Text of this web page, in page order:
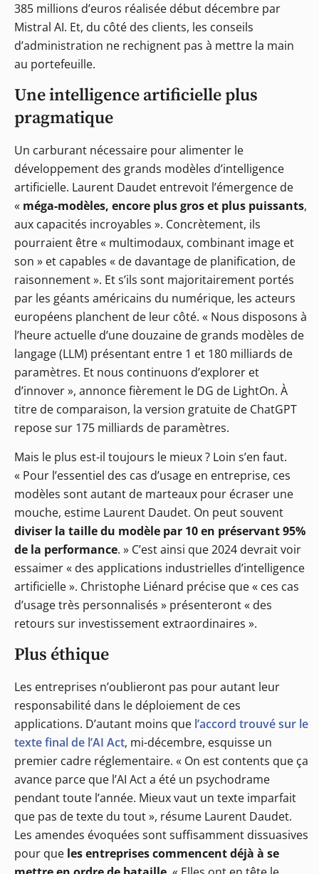
385 millions d’euros réalisée début décembre par
Mistral AI. Et, du côté des clients, les conseils
d’administration ne rechignent pas à mettre la main
au portefeuille.
Une intelligence artificielle plus
pragmatique
Un carburant nécessaire pour alimenter le
développement des grands modèles d’intelligence
artificielle. Laurent Daudet entrevoit l’émergence de
« méga-modèles, encore plus gros et plus puissants,
aux capacités incroyables ». Concrètement, ils
pourraient être « multimodaux, combinant image et
son » et capables « de davantage de planification, de
raisonnement ». Et s’ils sont majoritairement portés
par les géants américains du numérique, les acteurs
européens planchent de leur côté. « Nous disposons à
l’heure actuelle d’une douzaine de grands modèles de
langage (LLM) présentant entre 1 et 180 milliards de
paramètres. Et nous continuons d’explorer et
d’innover », annonce fièrement le DG de LightOn. À
titre de comparaison, la version gratuite de ChatGPT
repose sur 175 milliards de paramètres.
Mais le plus est-il toujours le mieux ? Loin s’en faut.
« Pour l’essentiel des cas d’usage en entreprise, ces
modèles sont autant de marteaux pour écraser une
mouche, estime Laurent Daudet. On peut souvent
diviser la taille du modèle par 10 en préservant 95%
de la performance. » C’est ainsi que 2024 devrait voir
essaimer « des applications industrielles d’intelligence
artificielle ». Christophe Liénard précise que « ces cas
d’usage très personnalisés » présenteront « des
retours sur investissement extraordinaires ».
Plus éthique
Les entreprises n’oublieront pas pour autant leur
responsabilité dans le déploiement de ces
applications. D’autant moins que l’accord trouvé sur le
texte final de l’AI Act, mi-décembre, esquisse un
premier cadre réglementaire. « On est contents que ça
avance parce que l’AI Act a été un psychodrame
pendant toute l’année. Mieux vaut un texte imparfait
que pas de texte du tout », résume Laurent Daudet.
Les amendes évoquées sont suffisamment dissuasives
pour que les entreprises commencent déjà à se